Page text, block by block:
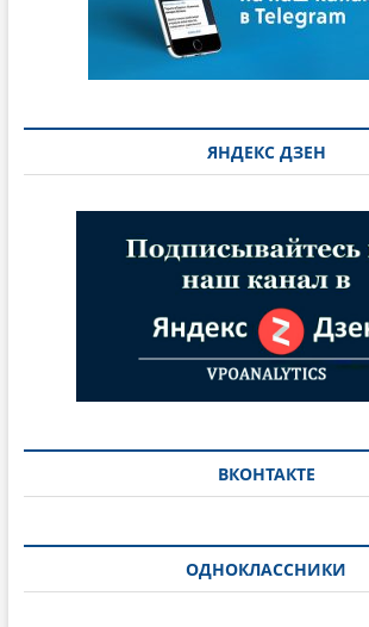
ЯНДЕКС ДЗЕН
ВКОНТАКТЕ
ОДНОКЛАССНИКИ